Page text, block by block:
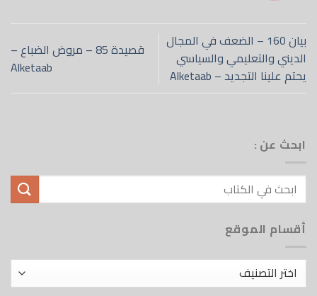
بيان 160 – الضعف في المجال
الديني والتعليمي والسياسي
يحتم علينا التجديد – Alketaab
قصيدة 85 – مروض الضباع –
Alketaab
ابحث عن :
أقسام الموقع
أقسام
الموقع